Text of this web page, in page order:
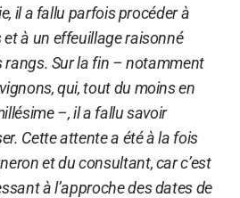
il a fallu parfois procéder à
à un effeuillage raisonné
rangs. Sur la fin – notamment
qui, tout du moins en
–, il a fallu savoir
Cette attente a été à la fois
et du consultant, car c’est
à l’approche des dates de